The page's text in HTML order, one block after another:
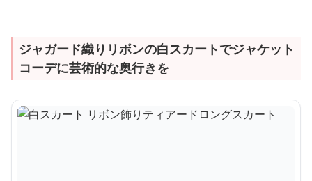
ジャガード織りリボンの白スカートでジャケット
コーデに芸術的な奥行きを